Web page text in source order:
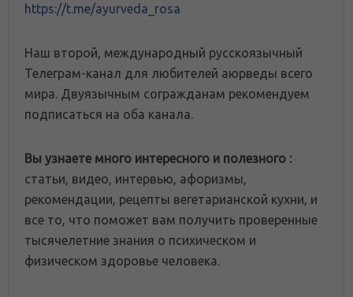
https://t.me/ayurveda_rosa
Наш второй, международный русскоязычный
Телеграм-канал для любителей аюрведы всего
мира. Двуязычным согражданам рекомендуем
подписаться на оба канала.
Вы узнаете много интересного и полезного :
статьи, видео, интервью, афоризмы,
рекомендации, рецепты вегетарианской кухни, и
все то, что поможет вам получить проверенные
тысячелетние знания о психическом и
физическом здоровье человека.